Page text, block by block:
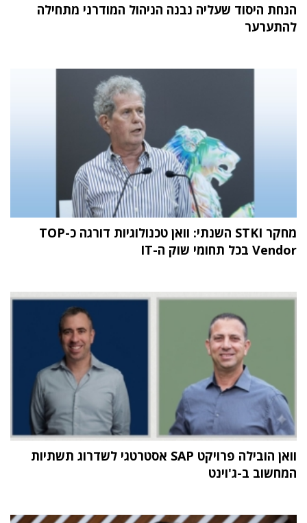
הנחת היסוד שעליה נבנה הניהול המודרני מתחילה
להתערער
מחקר STKI השנתי: וואן טכנולוגיות דורגה כ-TOP
Vendor בכל תחומי שוק ה-IT
וואן הובילה פרויקט SAP אסטרטגי לשדרוג תשתיות
המחשוב ב-ג'וינט